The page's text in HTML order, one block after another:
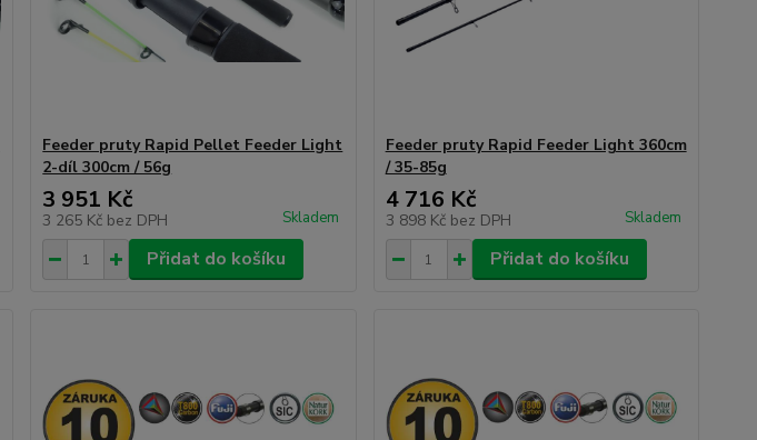
Feeder pruty Rapid Pellet Feeder Light
2-díl 300cm / 56g
3 951 Kč
3 265 Kč bez DPH Skladem
Přidat do košíku
Feeder pruty Rapid Feeder Light 360cm
/ 35-85g
4 716 Kč
3 898 Kč bez DPH Skladem
Přidat do košíku